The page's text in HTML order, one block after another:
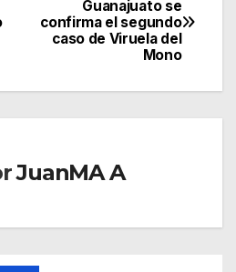
Guanajuato se
confirma el segundo
caso de Viruela del
Mono
JuanMA A